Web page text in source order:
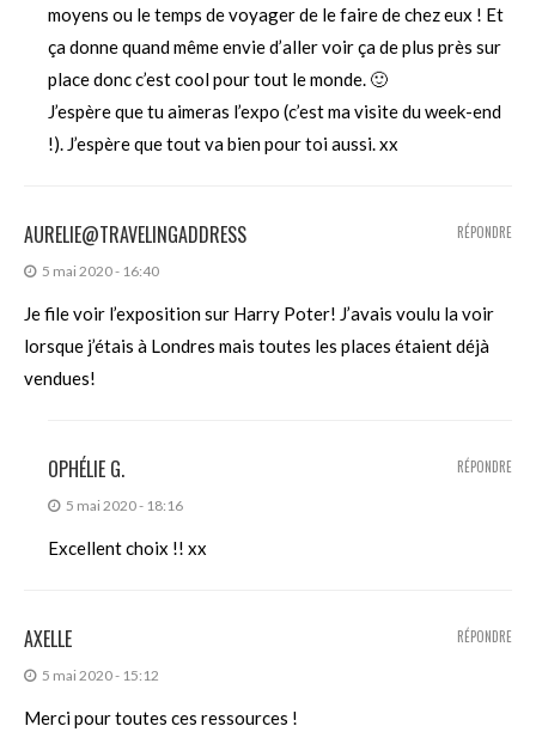
moyens ou le temps de voyager de le faire de chez eux ! Et
ça donne quand même envie d’aller voir ça de plus près sur
place donc c’est cool pour tout le monde. 🙂
J’espère que tu aimeras l’expo (c’est ma visite du week-end
!). J’espère que tout va bien pour toi aussi. xx
AURELIE@TRAVELINGADDRESS
5 mai 2020 - 16:40
Je file voir l’exposition sur Harry Poter! J’avais voulu la voir
lorsque j’étais à Londres mais toutes les places étaient déjà
vendues!
RÉPONDRE
OPHÉLIE G.
5 mai 2020 - 18:16
Excellent choix !! xx
RÉPONDRE
AXELLE
5 mai 2020 - 15:12
Merci pour toutes ces ressources !
RÉPONDRE